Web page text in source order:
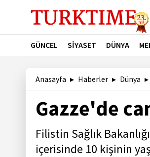
GÜNCEL SİYASET DÜNYA
Anasayfa Haberler Dünya
Gazze'de
Filistin Sağlık
içerisinde 10 kişinin